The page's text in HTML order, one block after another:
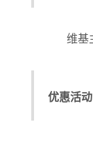
维基
优惠活动